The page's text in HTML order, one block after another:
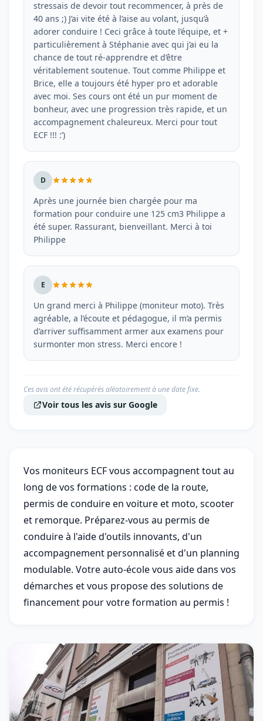
stressais de devoir tout recommencer, à près de
40 ans ;) J’ai vite été à l’aise au volant, jusqu’à
adorer conduire ! Ceci grâce à toute l’équipe, et +
particulièrement à Stéphanie avec qui j’ai eu la
chance de tout ré-apprendre et d’être
véritablement soutenue. Tout comme Philippe et
Brice, elle a toujours été hyper pro et adorable
avec moi. Ses cours ont été un pur moment de
bonheur, avec une progression très rapide, et un
accompagnement chaleureux. Merci pour tout
ECF !!! :’)
D
Après une journée bien chargée pour ma
formation pour conduire une 125 cm3 Philippe a
été super. Rassurant, bienveillant. Merci à toi
Philippe
E
Un grand merci à Philippe (moniteur moto). Très
agréable, a l’écoute et pédagogue, il m’a permis
d’arriver suffisamment armer aux examens pour
surmonter mon stress. Merci encore !
Ces avis ont été récupérés aléatoirement à une date fixe.
Voir tous les avis sur Google
Vos moniteurs ECF vous accompagnent tout au
long de vos formations : code de la route,
permis de conduire en voiture et moto, scooter
et remorque. Préparez-vous au permis de
conduire à l'aide d'outils innovants, d'un
accompagnement personnalisé et d'un planning
modulable. Votre auto-école vous aide dans vos
démarches et vous propose des solutions de
financement pour votre formation au permis !